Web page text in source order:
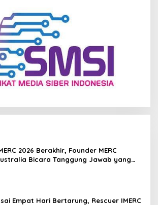
2026 Berakhir, Founder MERC
Bicara Tanggung Jawab yang
Empat Hari Bertarung, Rescuer IMERC